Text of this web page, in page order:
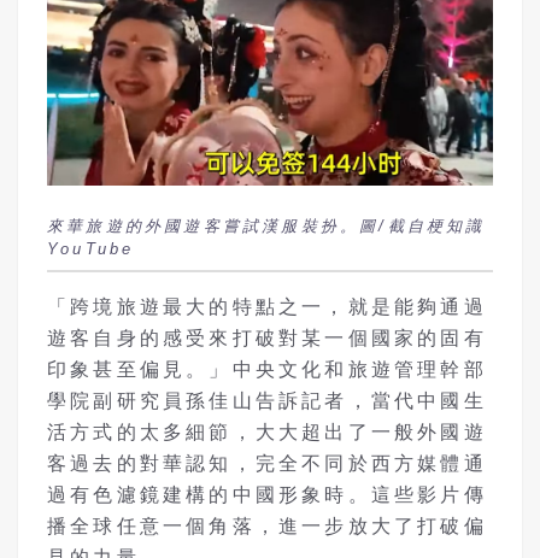
來華旅遊的外國遊客嘗試漢服裝扮。圖/截自梗知識
YouTube
「跨境旅遊最大的特點之一，就是能夠通過
遊客自身的感受來打破對某一個國家的固有
印象甚至偏見。」中央文化和旅遊管理幹部
學院副研究員孫佳山告訴記者，當代中國生
活方式的太多細節，大大超出了一般外國遊
客過去的對華認知，完全不同於西方媒體通
過有色濾鏡建構的中國形象時。這些影片傳
播全球任意一個角落，進一步放大了打破偏